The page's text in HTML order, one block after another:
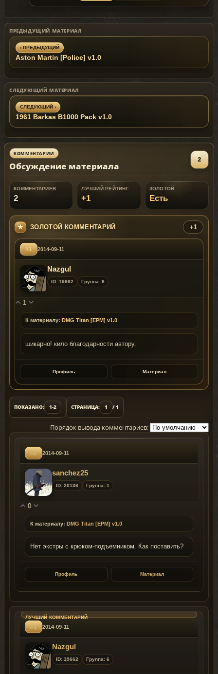
ПРЕДЫДУЩИЙ МАТЕРИАЛ
‹ ПРЕДЫДУЩИЙ
Aston Martin [Police] v1.0
СЛЕДУЮЩИЙ МАТЕРИАЛ
СЛЕДУЮЩИЙ ›
1961 Barkas B1000 Pack v1.0
КОММЕНТАРИИ
Обсуждение материала
2
КОММЕНТАРИЕВ
2
ЛУЧШИЙ РЕЙТИНГ
+1
ЗОЛОТОЙ
Есть
ЗОЛОТОЙ КОММЕНТАРИЙ +1
#1 2014-09-11
Nazgul
ID: 19662 Группа: 6
1
К материалу: DMG Titan [EPM] v1.0
шикарно! кило благодарности автору.
Профиль Материал
ПОКАЗАНО: 1-2 СТРАНИЦА: 1 / 1
Порядок вывода комментариев:
#2 2014-09-11
sanchez25
ID: 20136 Группа: 1
0
К материалу: DMG Titan [EPM] v1.0
Нет экстры с крюком-подъемником. Как поставить?
Профиль Материал
#1 2014-09-11
Nazgul
ID: 19662 Группа: 6